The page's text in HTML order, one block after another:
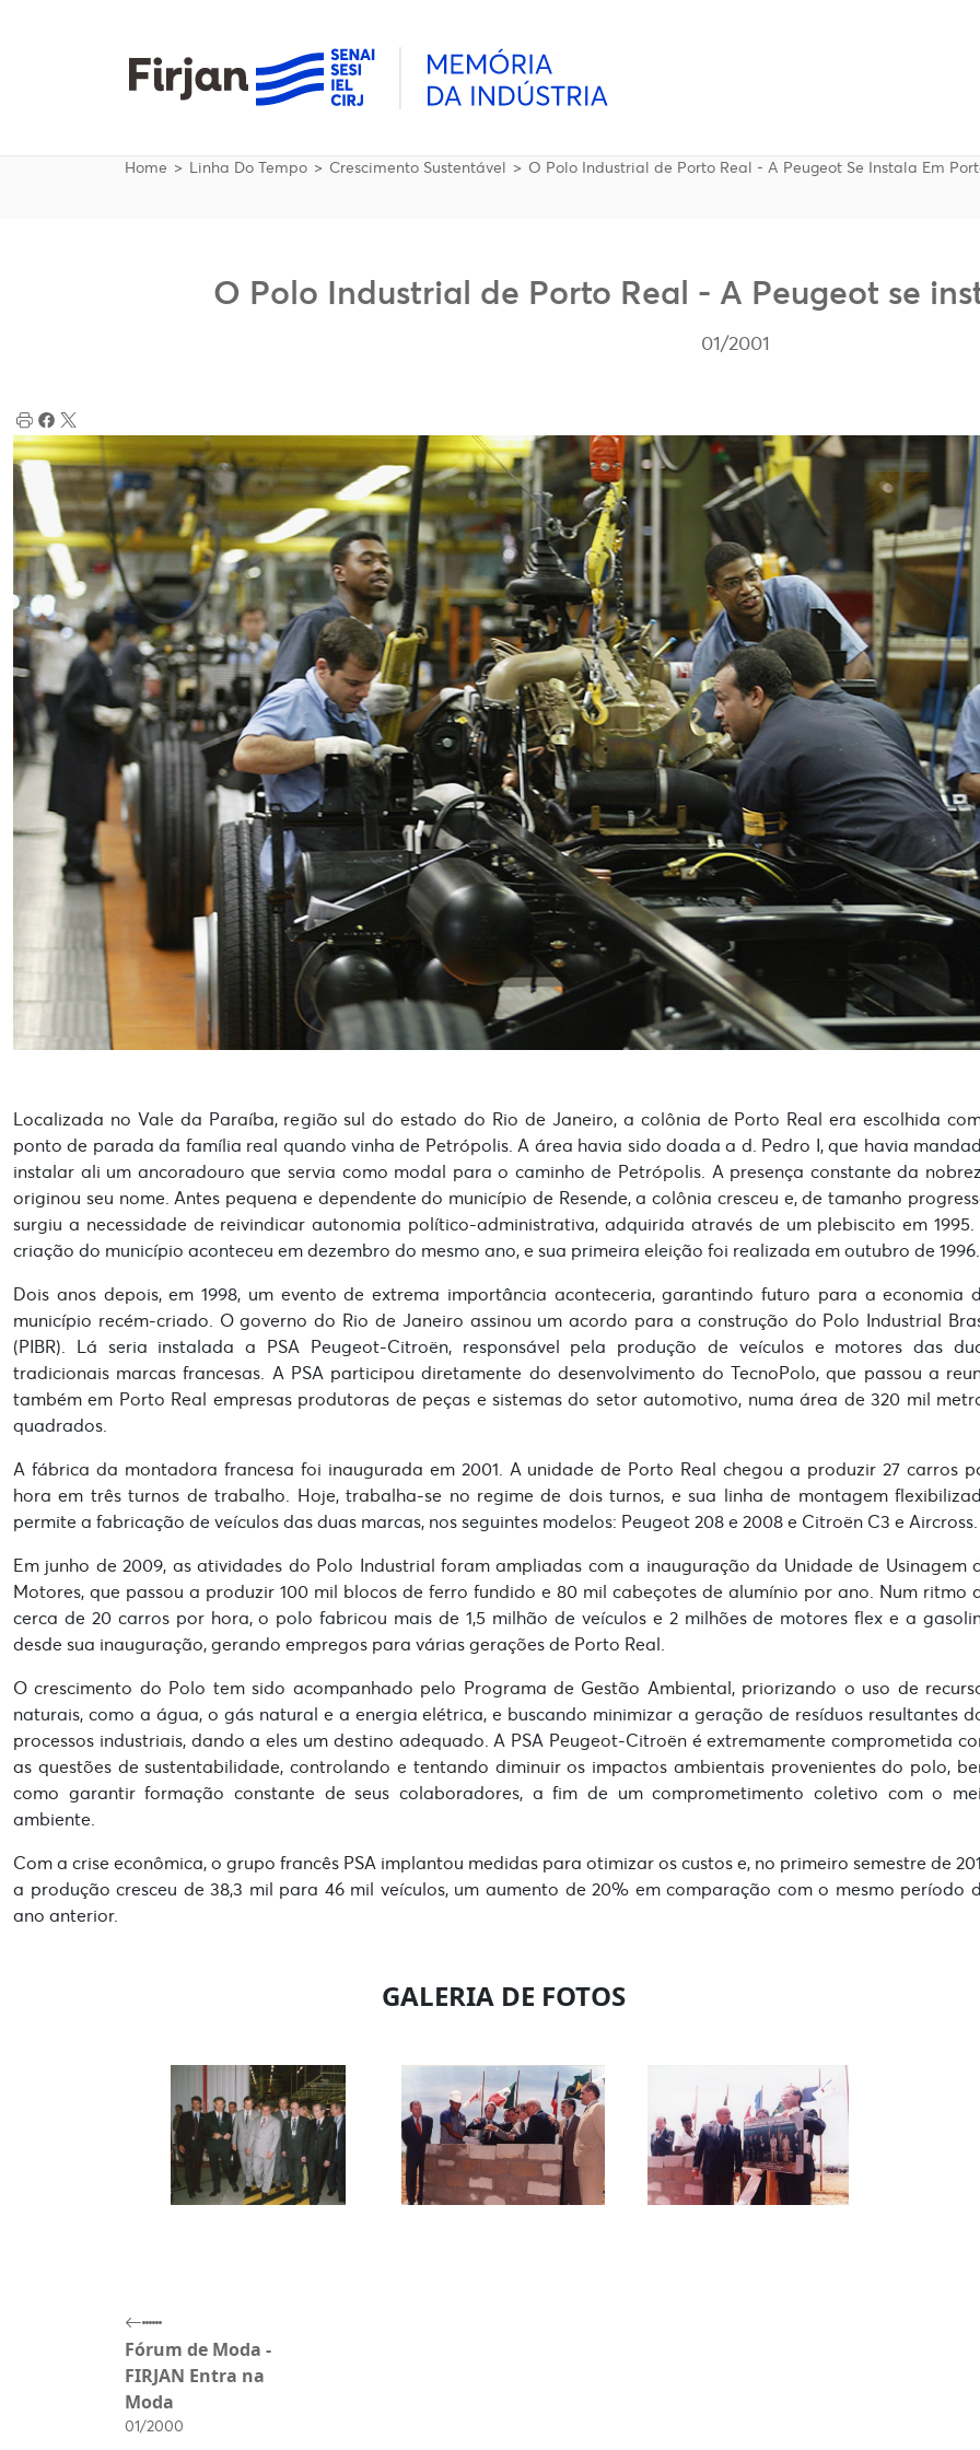
Trilha de navegação
Home Linha Do Tempo Crescimento Sustentável O Polo Industrial de Porto Real - A Peugeot Se Instala Em
O Polo Industrial de Porto Real - A Peugeot se
01/2001
Localizada no Vale da Paraíba, região sul do estado do Rio de Janeiro, a colônia de Porto Real era escolhida
ponto de parada da família real quando vinha de Petrópolis. A área havia sido doada a d. Pedro I, que havia
instalar ali um ancoradouro que servia como modal para o caminho de Petrópolis. A presença constante da
originou seu nome. Antes pequena e dependente do município de Resende, a colônia cresceu e, de tamanho
surgiu a necessidade de reivindicar autonomia político-administrativa, adquirida através de um plebiscito em 1995.
criação do município aconteceu em dezembro do mesmo ano, e sua primeira eleição foi realizada em outubro de 1996.
Dois anos depois, em 1998, um evento de extrema importância aconteceria, garantindo futuro para a economia
município recém-criado. O governo do Rio de Janeiro assinou um acordo para a construção do Polo Industrial
(PIBR). Lá seria instalada a PSA Peugeot-Citroën, responsável pela produção de veículos e motores das
tradicionais marcas francesas. A PSA participou diretamente do desenvolvimento do TecnoPolo, que passou a
também em Porto Real empresas produtoras de peças e sistemas do setor automotivo, numa área de 320 mil
quadrados.
A fábrica da montadora francesa foi inaugurada em 2001. A unidade de Porto Real chegou a produzir 27 carros
hora em três turnos de trabalho. Hoje, trabalha-se no regime de dois turnos, e sua linha de montagem
permite a fabricação de veículos das duas marcas, nos seguintes modelos: Peugeot 208 e 2008 e Citroën C3 e Aircross.
Em junho de 2009, as atividades do Polo Industrial foram ampliadas com a inauguração da Unidade de Usinagem
Motores, que passou a produzir 100 mil blocos de ferro fundido e 80 mil cabeçotes de alumínio por ano. Num ritmo
cerca de 20 carros por hora, o polo fabricou mais de 1,5 milhão de veículos e 2 milhões de motores flex e a
desde sua inauguração, gerando empregos para várias gerações de Porto Real.
O crescimento do Polo tem sido acompanhado pelo Programa de Gestão Ambiental, priorizando o uso de
naturais, como a água, o gás natural e a energia elétrica, e buscando minimizar a geração de resíduos resultantes
processos industriais, dando a eles um destino adequado. A PSA Peugeot-Citroën é extremamente comprometida
as questões de sustentabilidade, controlando e tentando diminuir os impactos ambientais provenientes do polo,
como garantir formação constante de seus colaboradores, a fim de um comprometimento coletivo com o
ambiente.
Com a crise econômica, o grupo francês PSA implantou medidas para otimizar os custos e, no primeiro semestre de
a produção cresceu de 38,3 mil para 46 mil veículos, um aumento de 20% em comparação com o mesmo período
ano anterior.
GALERIA DE FOTOS
Fórum de Moda -
FIRJAN Entra na
Moda
01/2000